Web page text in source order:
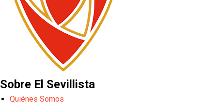
Sobre El Sevillista
Quiénes Somos